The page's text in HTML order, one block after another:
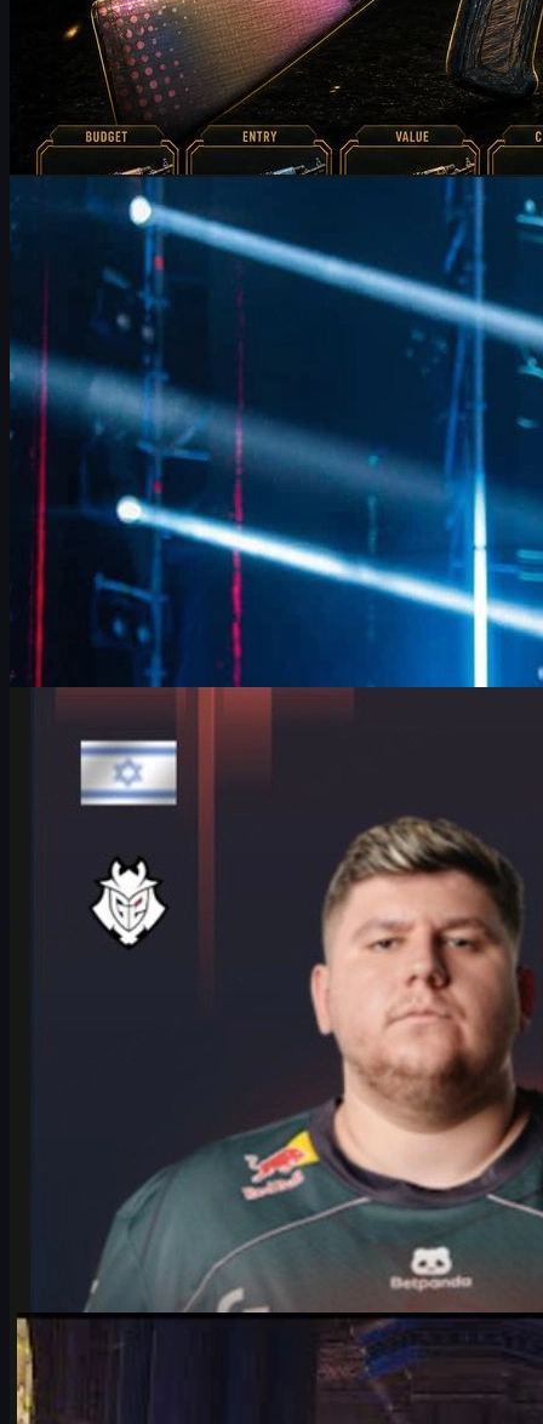
porMichael
Johnson
Counter-Strike 2junho 17, 2026
FalleN e FURIA em Colônia: ajustes, overpass e
futuro no CS2
FalleN analisa ajustes da FURIA, evolução em Overpass, duelo
contra 9z na IEM Cologne 2026 e futuro no CS2, com dicas de
skins e economia para jogadores.
junho 17, 2026
HeavyGod e o Major de Colônia: confiança, treino e
csgo skins
Entrevista com HeavyGod no IEM Cologne Major 2026:
preparação, mentalidade, G2, bracket difícil e dicas para evoluir
no CS2 e gerenciar suas csgo skins.
junho 17, 2026
porMichael
Counter-Strike 2junho 17, 2026
Falcons vs Vitality: análise completa e csgo skins